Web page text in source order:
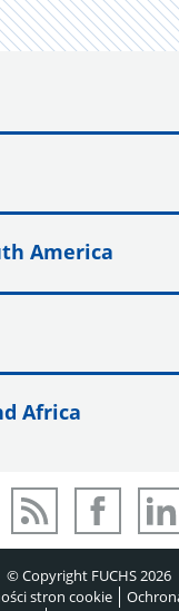
America
Africa
© Copyright FUCHS 2026
stron cookie